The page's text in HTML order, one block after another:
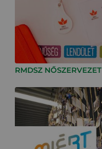
RMDSZ NŐSZERVEZET